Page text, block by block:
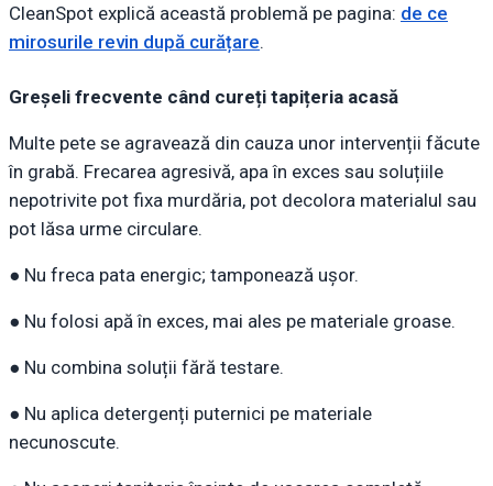
CleanSpot explică această problemă pe pagina: de ce
mirosurile revin după curățare.
Greșeli frecvente când cureți tapițeria acasă
Multe pete se agravează din cauza unor intervenții făcute
în grabă. Frecarea agresivă, apa în exces sau soluțiile
nepotrivite pot fixa murdăria, pot decolora materialul sau
pot lăsa urme circulare.
● Nu freca pata energic; tamponează ușor.
● Nu folosi apă în exces, mai ales pe materiale groase.
● Nu combina soluții fără testare.
● Nu aplica detergenți puternici pe materiale
necunoscute.